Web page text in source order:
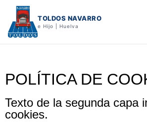
TOLDOS NAVARRO
e Hijo | Huelva
POLÍTICA DE
Texto de la segunda capa
cookies.